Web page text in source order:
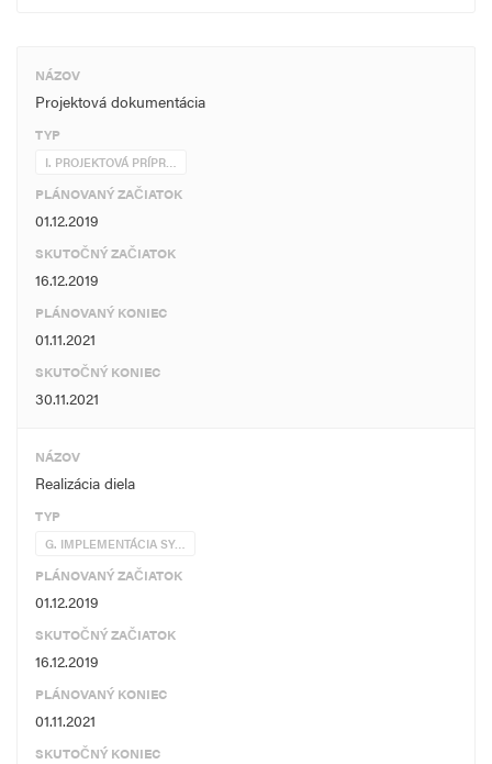
NÁZOV
Projektová dokumentácia
TYP
I. PROJEKTOVÁ PRÍPR…
PLÁNOVANÝ ZAČIATOK
01.12.2019
SKUTOČNÝ ZAČIATOK
16.12.2019
PLÁNOVANÝ KONIEC
01.11.2021
SKUTOČNÝ KONIEC
30.11.2021
NÁZOV
Realizácia diela
TYP
G. IMPLEMENTÁCIA SY…
PLÁNOVANÝ ZAČIATOK
01.12.2019
SKUTOČNÝ ZAČIATOK
16.12.2019
PLÁNOVANÝ KONIEC
01.11.2021
SKUTOČNÝ KONIEC